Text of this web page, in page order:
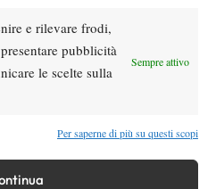
e rilevare frodi,
pubblicità
le scelte sulla
Sempre attivo
Per saperne di più su questi scopi
in campo ma si arrende ad
a Montreal dopo il rientro
di gioco di mercoledì 5
in campo